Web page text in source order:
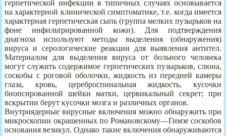
герпетической инфекции в типичных случаях основывается
на характерной клинической симптоматике, т.е. когда имеется
характерная герпетическая сыпь (группа мелких пузырьков на
фоне инфильтрированной кожи). Для подтверждения
диагноза используют методы выделения (обнаружения)
вируса и серологические реакции для выявления антител.
Материалом для выделения вируса от больного человека
могут служить содержимое герпетических пузырьков, слюна,
соскобы с роговой оболочки, жидкость из передней камеры
глаза, кровь, цереброспинальная жидкость, кусочки
биопсированной шейки матки, цервикальный секрет; при
вскрытии берут кусочки мозга и различных органов.
Внутриядерные вирусные включения можно обнаружить при
микроскопии окрашенных по Романовскому—Гимзе соскобов
основания везикул. Однако такие включения обнаруживаются